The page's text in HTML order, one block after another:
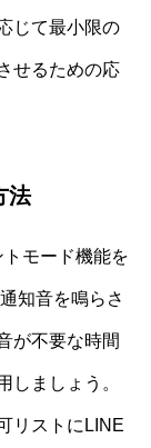
じて最小限の
せるための応
法
モード機能を
知音を鳴らさ
が不要な時間
しましょう。
リストにLINE